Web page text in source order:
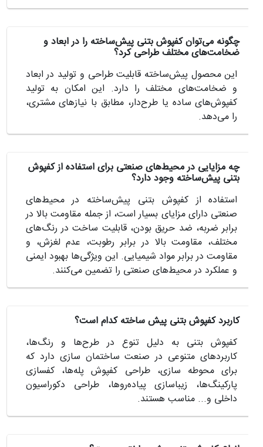
چگونه می‌توان کفپوش بتنی پیش‌ساخته را در ابعاد و
ضخامت‌های مختلف طراحی کرد؟
این محصول پیش‌ساخته قابلیت طراحی و تولید در ابعاد
و ضخامت‌های مختلف را دارد. این امکان به تولید
کفپوش‌های ساده یا طرح‌دار، مطابق با نیازهای مشتری،
را می‌دهد.
چه مزایایی در محیط‌های صنعتی برای استفاده از کفپوش
بتنی پیش‌ساخته وجود دارد؟
استفاده از کفپوش بتنی پیش‌ساخته در محیط‌های
صنعتی دارای مزایای بسیار است، از جمله مقاومت بالا در
برابر ضربه، ضد حریق بودن، قابلیت ساخت در رنگ‌های
مختلف، مقاومت بالا در برابر رطوبت، عدم لغزش، و
مقاومت در برابر مواد شیمیایی. این ویژگی‌ها بهبود ایمنی
و عملکرد در محیط‌های صنعتی را تضمین می‌کنند.
کاربرد کفپوش بتنی پیش ساخته کدام است؟
کفپوش بتنی به دلیل تنوع در طرح‌ها و رنگ‌ها،
کاربردهای متنوعی در صنعت ساختمان سازی دارد که
برای محوطه سازی، طراحی کفپوش پله‌ها، کفسازی
پارکینگ‌ها، زیباسازی پیاده‌روها، طراحی دکوراسیون
داخلی و... مناسب هستند.